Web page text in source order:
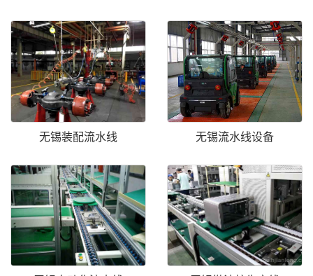
无锡装配流水线 无锡流水线设备